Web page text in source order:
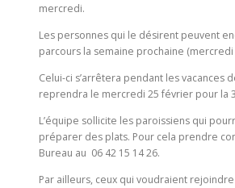
mercredi.
Les personnes qui le désirent peuvent
parcours la semaine prochaine (mercredi
Celui-ci s’arrêtera pendant les vacances
reprendra le mercredi 25 février pour la
L’équipe sollicite les paroissiens qui
préparer des plats. Pour cela prendre
Bureau au 06 42 15 14 26.
Par ailleurs, ceux qui voudraient